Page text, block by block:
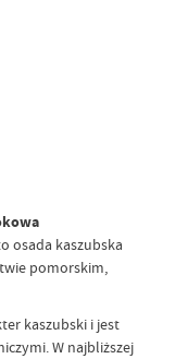
osada kaszubska
pomorskim,
kaszubski i jest
W najbliższej